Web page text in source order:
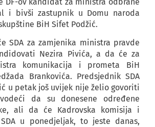
i bivši zastupnik u Domu naroda
BiH Sifet Podžić.
SDA za zamjenika ministra pravde
Nezira Pivića, a da će za
komunikacija i prometa BiH
Brankovića. Predsjednik SDA
u petak još uvijek nije želio govoriti
da su donesene određene
ali da će Kadrovska komisija i
u ponedjeljak, to jeste danas,